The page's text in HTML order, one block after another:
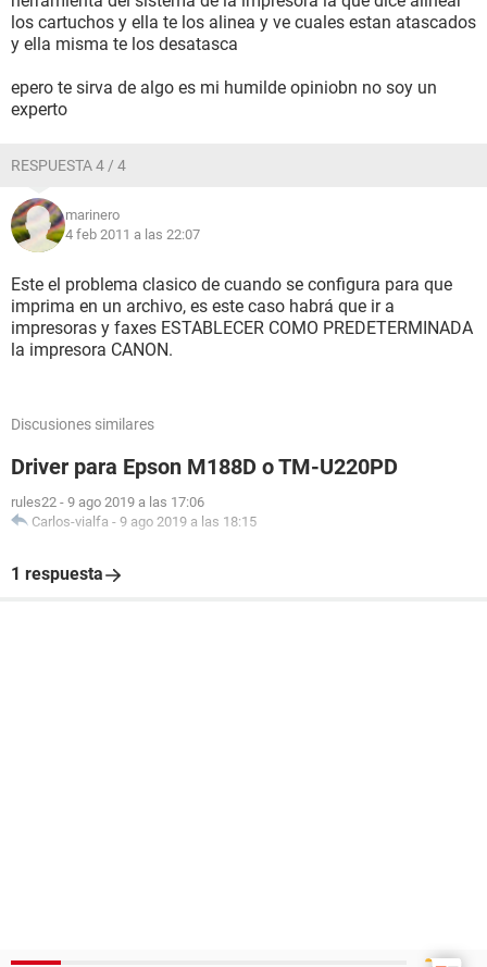
los cartuchos y ella te los alinea y ve cuales estan atascados
y ella misma te los desatasca
epero te sirva de algo es mi humilde opiniobn no soy un
experto
RESPUESTA 4 / 4
marinero
4 feb 2011 a las 22:07
Este el problema clasico de cuando se configura para que
imprima en un archivo, es este caso habrá que ir a
impresoras y faxes ESTABLECER COMO PREDETERMINADA
la impresora CANON.
Discusiones similares
Driver para Epson M188D o TM-U220PD
rules22 - 9 ago 2019 a las 17:06
Carlos-vialfa - 9 ago 2019 a las 18:15
1 respuesta